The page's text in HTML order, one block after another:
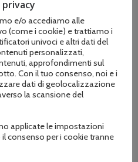
Soffiatori a scoppio
STIHL(20)
e/o accediamo alle
(come i cookie) e trattiamo i
univoci e altri dati del
personalizzati,
approfondimenti sul
Con il tuo consenso, noi e i
dati di geolocalizzazione
la scansione del
applicate le impostazioni
consenso per i cookie tranne